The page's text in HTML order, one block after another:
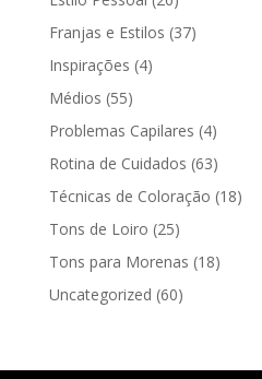
Franjas e Estilos (37)
Inspirações (4)
Médios (55)
Problemas Capilares (4)
Rotina de Cuidados (63)
Técnicas de Coloração (18)
Tons de Loiro (25)
Tons para Morenas (18)
Uncategorized (60)